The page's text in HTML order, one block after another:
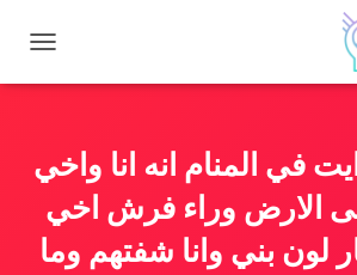
ب
ا
ن
ق
في المنام انه انا واخي
الارض وراء فرش اخي
لون بني وانا شفتهم وما